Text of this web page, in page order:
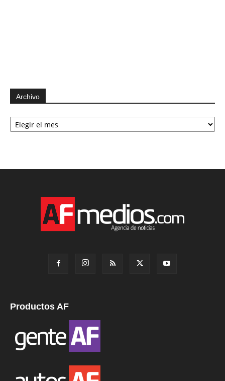
Archivo
Archivo
Productos AF